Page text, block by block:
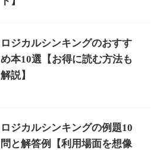
ロジカルシンキングのおすす
め本10選【お得に読む方法も
解説】
ロジカルシンキングの例題10
問と解答例【利用場面を想像